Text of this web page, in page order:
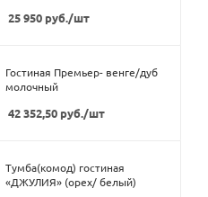
25 950 руб./шт
Гостиная Премьер- венге/дуб
молочный
42 352,50 руб./шт
Тумба(комод) гостиная
«ДЖУЛИЯ» (орех/ белый)